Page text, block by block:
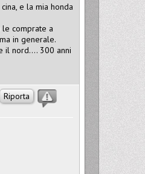
e la mia honda
le comprate a
in generale.
il nord.... 300 anni
Riporta